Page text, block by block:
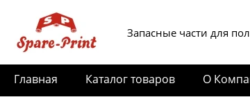
Запасные части для
Главная Каталог товаров О